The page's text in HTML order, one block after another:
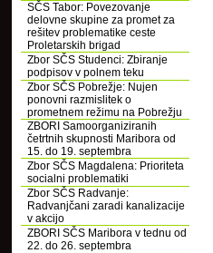
SČS Tabor: Povezovanje
delovne skupine za promet za
rešitev problematike ceste
Proletarskih brigad
Zbor SČS Studenci: Zbiranje
podpisov v polnem teku
Zbor SČS Pobrežje: Nujen
ponovni razmislitek o
prometnem režimu na Pobrežju
ZBORI Samoorganiziranih
četrtnih skupnosti Maribora od
15. do 19. septembra
Zbor SČS Magdalena: Prioriteta
socialni problematiki
Zbor SČS Radvanje:
Radvanjčani zaradi kanalizacije
v akcijo
ZBORI SČS Maribora v tednu od
22. do 26. septembra